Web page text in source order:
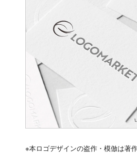
※本ロゴデザインの盗作・模倣は著